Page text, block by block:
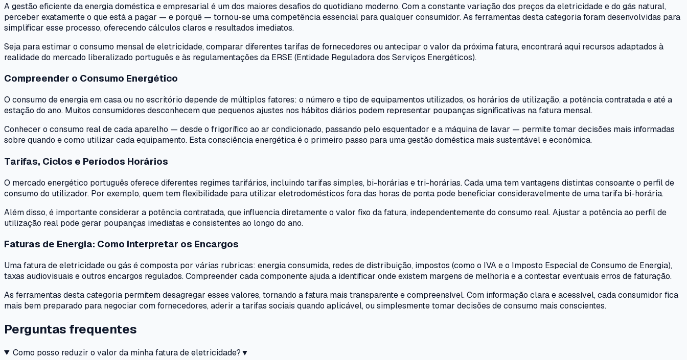
A gestão eficiente da energia doméstica e empresarial é um dos maiores desafios do quotidiano moderno. Com a constante variação dos preços da eletricidade e do gás natural,
perceber exatamente o que está a pagar — e porquê — tornou-se uma competência essencial para qualquer consumidor. As ferramentas desta categoria foram desenvolvidas para
simplificar esse processo, oferecendo cálculos claros e resultados imediatos.
Seja para estimar o consumo mensal de eletricidade, comparar diferentes tarifas de fornecedores ou antecipar o valor da próxima fatura, encontrará aqui recursos adaptados à
realidade do mercado liberalizado português e às regulamentações da ERSE (Entidade Reguladora dos Serviços Energéticos).
Compreender o Consumo Energético
O consumo de energia em casa ou no escritório depende de múltiplos fatores: o número e tipo de equipamentos utilizados, os horários de utilização, a potência contratada e até a
estação do ano. Muitos consumidores desconhecem que pequenos ajustes nos hábitos diários podem representar poupanças significativas na fatura mensal.
Conhecer o consumo real de cada aparelho — desde o frigorífico ao ar condicionado, passando pelo esquentador e a máquina de lavar — permite tomar decisões mais informadas
sobre quando e como utilizar cada equipamento. Esta consciência energética é o primeiro passo para uma gestão doméstica mais sustentável e económica.
Tarifas, Ciclos e Períodos Horários
O mercado energético português oferece diferentes regimes tarifários, incluindo tarifas simples, bi-horárias e tri-horárias. Cada uma tem vantagens distintas consoante o perfil de
consumo do utilizador. Por exemplo, quem tem flexibilidade para utilizar eletrodomésticos fora das horas de ponta pode beneficiar consideravelmente de uma tarifa bi-horária.
Além disso, é importante considerar a potência contratada, que influencia diretamente o valor fixo da fatura, independentemente do consumo real. Ajustar a potência ao perfil de
utilização real pode gerar poupanças imediatas e consistentes ao longo do ano.
Faturas de Energia: Como Interpretar os Encargos
Uma fatura de eletricidade ou gás é composta por várias rubricas: energia consumida, redes de distribuição, impostos (como o IVA e o Imposto Especial de Consumo de Energia),
taxas audiovisuais e outros encargos regulados. Compreender cada componente ajuda a identificar onde existem margens de melhoria e a contestar eventuais erros de faturação.
As ferramentas desta categoria permitem desagregar esses valores, tornando a fatura mais transparente e compreensível. Com informação clara e acessível, cada consumidor fica
mais bem preparado para negociar com fornecedores, aderir a tarifas sociais quando aplicável, ou simplesmente tomar decisões de consumo mais conscientes.
Perguntas frequentes
Como posso reduzir o valor da minha fatura de eletricidade?▼